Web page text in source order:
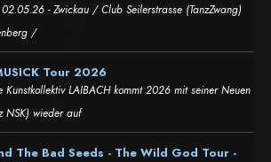
- Zwickau / Club Seilerstrasse (TanzZwang)
/
Tour 2026
Kunstkollektiv LAIBACH kommt 2026 mit seiner Neuen
NSK) wieder auf
The Bad Seeds - The Wild God Tour -